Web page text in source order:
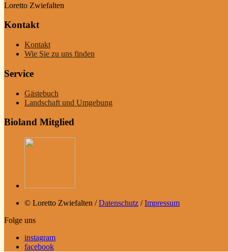
Loretto Zwiefalten
Kontakt
Kontakt
Wie Sie zu uns finden
Service
Gästebuch
Landschaft und Umgebung
Bioland Mitglied
© Loretto Zwiefalten /Datenschutz /Impressum
Folge uns
instagram
facebook